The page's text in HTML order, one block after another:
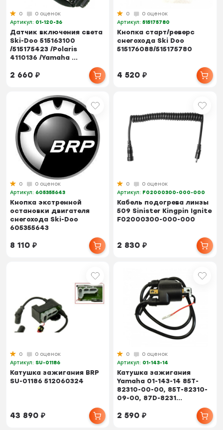
0
0 оценок
Артикул: 01-120-36
Датчик включения света
Ski-Doo 515163100
/515175423 /Polaris
4110136 /Yamaha ...
2 660₽
0
0 оценок
Артикул:515175780
Кнопка старт/реверс
снегохода Ski Doo
515176088/515175780
4 520₽
0
0 оценок
Артикул: 605355643
Кнопка экстренной
остановки двигателя
снегохода Ski-Doo
605355643
8 110₽
0
0 оценок
Артикул: F02000300-000-000
Кабель подогрева линзы
509 Sinister Kingpin Ignite
F02000300-000-000
2 830₽
0
0 оценок
Артикул: SU-01186
Катушка зажигания BRP
SU-01186 512060324
43 890₽
0
0 оценок
Артикул: 01-143-14
Катушка зажигания
Yamaha 01-143-14 85T-
82310-00-00, 85T-82310-
09-00, 87D-8231...
2 590₽